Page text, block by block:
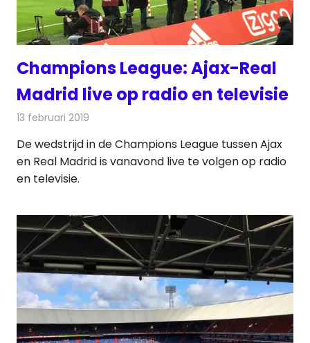
Champions League: Ajax-Real
Madrid live op radio en televisie
13 februari 2019
De wedstrijd in de Champions League tussen Ajax
en Real Madrid is vanavond live te volgen op radio
en televisie.